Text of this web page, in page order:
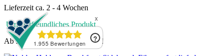
Lieferzeit ca. 2 - 4 Wochen
Umweltfreundliches Produkt
Ab Lager – kurzfristig lieferbar!